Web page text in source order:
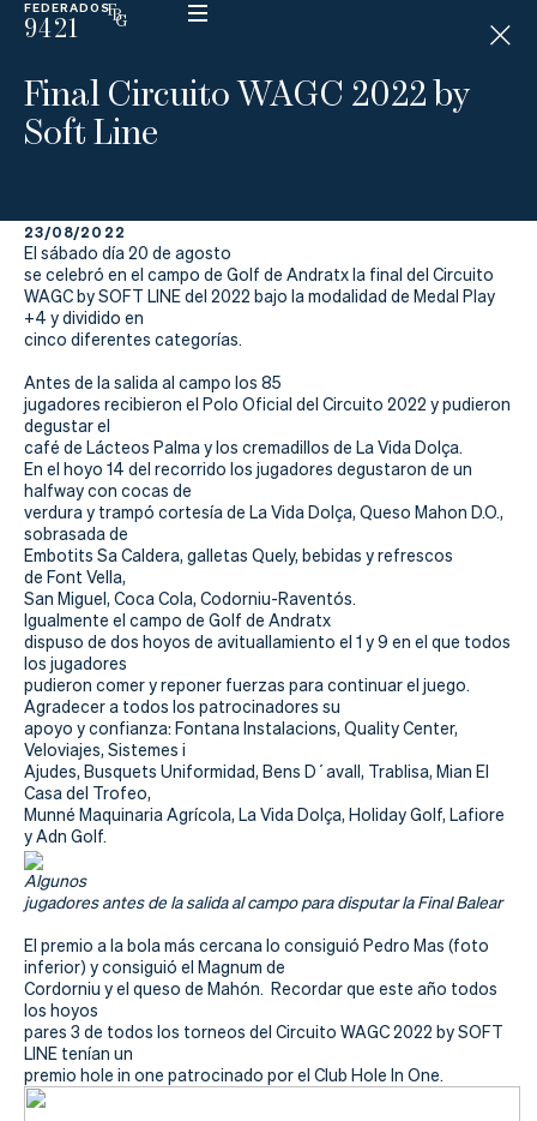
FEDERADOS
9421
ESP
N
D
I
C
La
Federación
Federarse
Jugar
Aprender
Actualidad
Tienda
Final Circuito WAGC 2022 by
Soft Line
23/08/2022
El sábado día 20 de agosto
se celebró en el campo de Golf de Andratx la final del Circuito
WAGC by SOFT LINE del 2022 bajo la modalidad de Medal Play
+4 y dividido en
cinco diferentes categorías.
Antes de la salida al campo los 85
jugadores recibieron el Polo Oficial del Circuito 2022 y pudieron
degustar el
café de Lácteos Palma y los cremadillos de La Vida Dolça.
En el hoyo 14 del recorrido los jugadores degustaron de un
halfway con cocas de
verdura y trampó cortesía de La Vida Dolça, Queso Mahon D.O.,
sobrasada de
Embotits Sa Caldera, galletas Quely, bebidas y refrescos
de Font Vella,
San Miguel, Coca Cola, Codorniu-Raventós.
Igualmente el campo de Golf de Andratx
dispuso de dos hoyos de avituallamiento el 1 y 9 en el que todos
los jugadores
pudieron comer y reponer fuerzas para continuar el juego.
Agradecer a todos los patrocinadores su
apoyo y confianza: Fontana Instalacions, Quality Center,
Veloviajes, Sistemes i
Ajudes, Busquets Uniformidad, Bens D´avall, Trablisa, Mian El
Casa del Trofeo,
Munné Maquinaria Agrícola, La Vida Dolça, Holiday Golf, Lafiore
y Adn Golf.
Algunos
jugadores antes de la salida al campo para disputar la Final Balear
El premio a la bola más cercana lo consiguió Pedro Mas (foto
inferior) y consiguió el Magnum de
Cordorniu y el queso de Mahón. Recordar que este año todos
los hoyos
pares 3 de todos los torneos del Circuito WAGC 2022 by SOFT
LINE tenían un
premio hole in one patrocinado por el Club Hole In One.